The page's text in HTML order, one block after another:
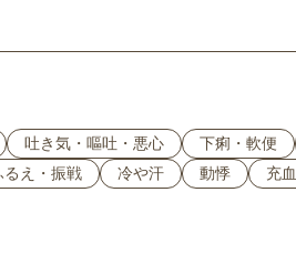
吐き気・嘔吐・悪心 下痢・軟便
るえ・振戦 冷や汗 動悸 充血